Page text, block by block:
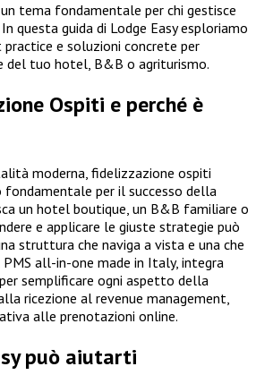
tema fondamentale per chi gestisce
questa guida di Lodge Easy esploriamo
e soluzioni concrete per
del tuo hotel, B&B o agriturismo.
Ospiti e perché è
moderna, fidelizzazione ospiti
per il successo della
un hotel boutique, un B&B familiare o
e applicare le giuste strategie può
struttura che naviga a vista e una che
PMS all-in-one made in Italy, integra
semplificare ogni aspetto della
ricezione al revenue management,
alle prenotazioni online.
può aiutarti